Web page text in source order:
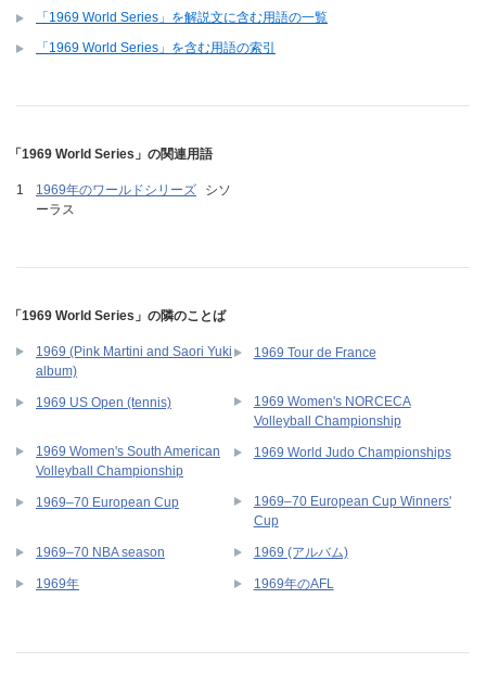
「1969 World Series」を解説文に含む用語の一覧
「1969 World Series」を含む用語の索引
「1969 World Series」の関連用語
1969年のワールドシリーズ
シソ
ーラス
「1969 World Series」の隣のことば
1969 (Pink Martini and Saori Yuki
album)
1969 Tour de France
1969 US Open (tennis)
1969 Women's NORCECA
Volleyball Championship
1969 Women's South American
Volleyball Championship
1969 World Judo Championships
1969–70 European Cup
1969–70 European Cup Winners'
Cup
1969–70 NBA season 1969 (アルバム)
1969年 1969年のAFL